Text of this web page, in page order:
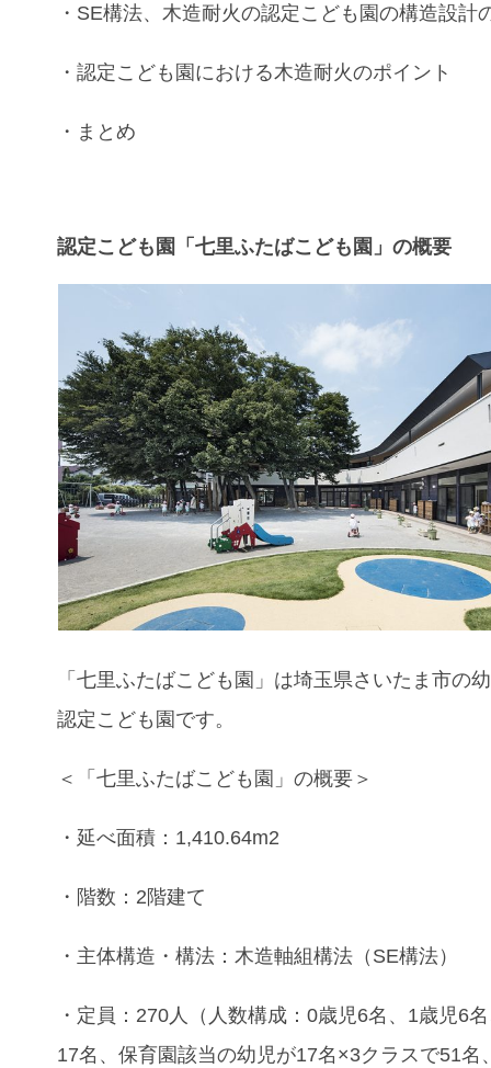
・ SE構法、木造耐火の認定こども園の構造設計
・認定こども園における木造耐火のポイント
・まとめ
認定こども園「七里ふたばこども園」の概要
「七里ふたばこども園」は埼玉県さいたま市の
認定こども園です。
＜「七里ふたばこども園」の概要＞
・延べ面積：1,410.64m2
・階数：2階建て
・主体構造・構法：木造軸組構法（SE構法）
・定員：270人（人数構成：0歳児6名、1歳児6
17名、保育園該当の幼児が17名×3クラスで51名